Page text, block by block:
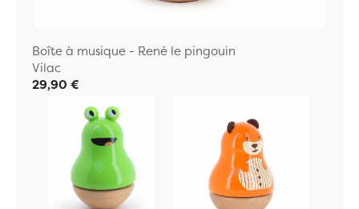
Boîte à musique - René le pingouin
Vilac
29,90 €